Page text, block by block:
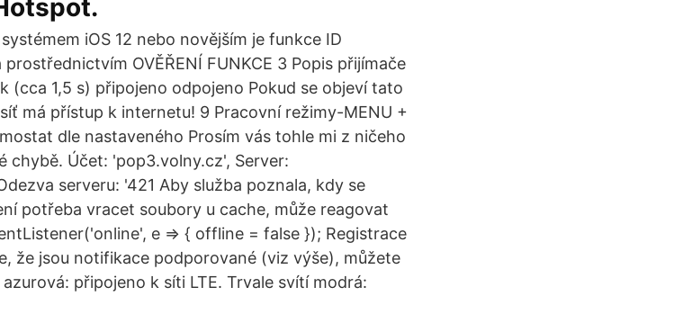
iOS 12 nebo novějším je funkce ID
OVĚŘENÍ FUNKCE 3 Popis přijímače
(cca 1,5 s) připojeno odpojeno Pokud se objeví tato
má přístup k internetu! 9 Pracovní režimy-MENU +
dle nastaveného Prosím vás tohle mi z ničeho
chybě. Účet: 'pop3.volny.cz', Server:
serveru: '421 Aby služba poznala, kdy se
potřeba vracet soubory u cache, může reagovat
e => { offline = false }); Registrace
že jsou notifikace podporované (viz výše), můžete
připojeno k síti LTE. Trvale svítí modrá: